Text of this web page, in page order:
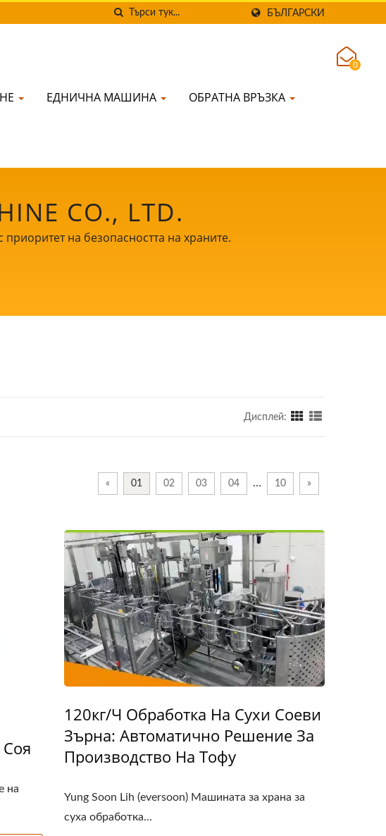
БЪЛГАРСКИ
ЕДНИЧНА МАШИНА ОБРАТНА ВРЪЗКА
0
CO., LTD.
на безопасността на храните.
Дисплей:
« 01 02 03 04 … 10 »
на
120кг/ч Обработка На Сухи Соеви
Зърна: Автоматично Решение За
Производство На Тофу
Yung Soon Lih (eversoon) Машината за храна за
суха обработка...